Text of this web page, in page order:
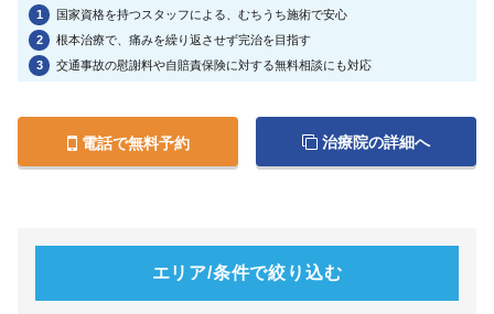
1
国家資格を持つスタッフによる、むちうち施術で安心
2
根本治療で、痛みを繰り返させず完治を目指す
3
交通事故の慰謝料や自賠責保険に対する無料相談にも対応
電話で無料予約 治療院の詳細へ
エリア/条件で絞り込む